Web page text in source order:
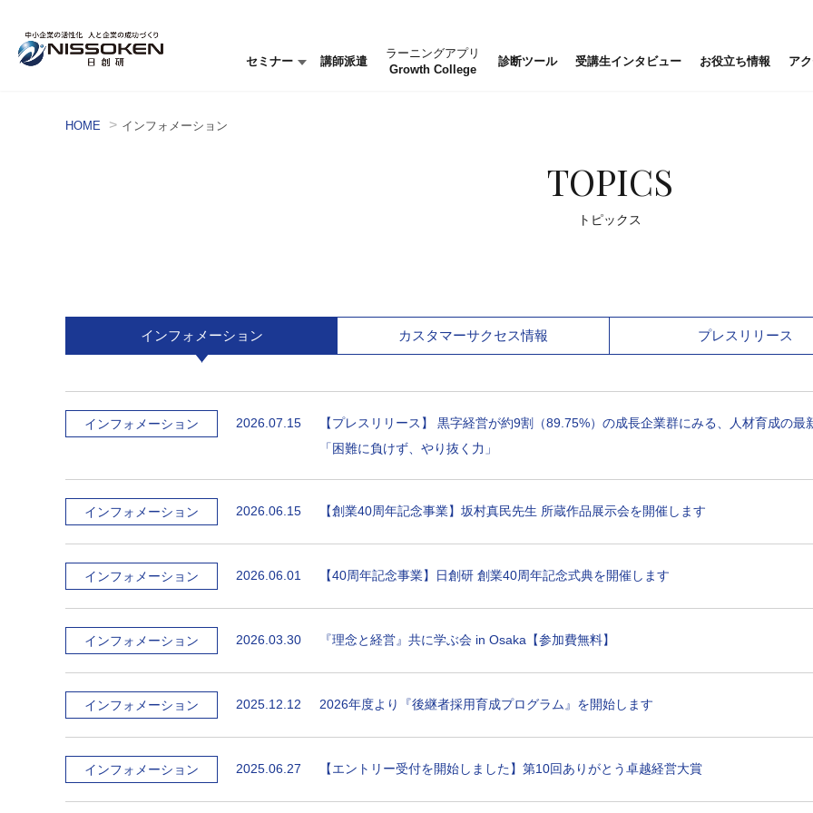
セミナー 講師派遣
ラーニングアプリ
Growth College
診断ツール 受講生インタビュー お役立ち情報 ア
TOPICS
トピックス
HOME インフォメーション
インフォメーション カスタマーサクセス情報 プレスリリース
インフォメーション 2026.07.15
【プレスリリース】 黒字経営が約9割（89.75%）の成長企業群にみる、人材育成の
「困難に負けず、やり抜く力」
インフォメーション 2026.06.15 【創業40周年記念事業】坂村真民先生 所蔵作品展示会を開催します
インフォメーション 2026.06.01 【40周年記念事業】日創研 創業40周年記念式典を開催します
インフォメーション 2026.03.30 『理念と経営』共に学ぶ会 in Osaka【参加費無料】
インフォメーション 2025.12.12 2026年度より『後継者採用育成プログラム』を開始します
インフォメーション 2025.06.27 【エントリー受付を開始しました】第10回ありがとう卓越経営大賞